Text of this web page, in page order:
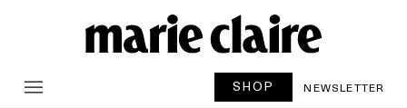
SHOP NEWSLETTER